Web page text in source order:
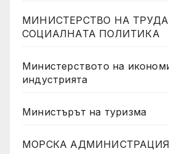
МИНИСТЕРСТВО НА
СОЦИАЛНАТА ПОЛИТИКА
Министерството на
индустрията
Министърът на туризма
МОРСКА АДМИНИСТРАЦИЯ